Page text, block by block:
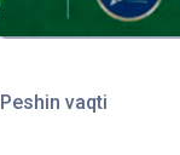
Peshin vaqti